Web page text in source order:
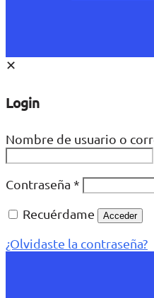
✕
Login
Nombre de usuario o
Contraseña *
Recuérdame
Acceder
¿Olvidaste la contraseña?